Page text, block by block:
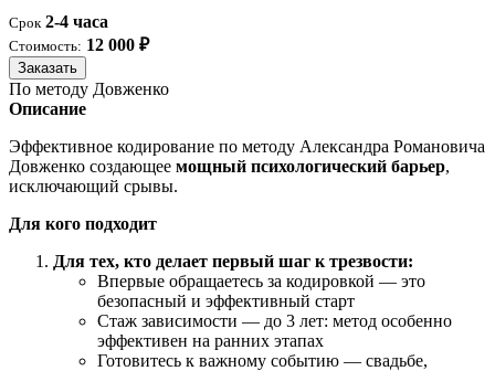
Срок 2-4 часа
Стоимость: 12 000 ₽
Заказать
По методу Довженко
Описание
Эффективное кодирование по методу Александра Романовича
Довженко создающее мощный психологический барьер,
исключающий срывы.
Для кого подходит
Для тех, кто делает первый шаг к трезвости:
Впервые обращаетесь за кодировкой — это
безопасный и эффективный старт
Стаж зависимости — до 3 лет: метод особенно
эффективен на ранних этапах
Готовитесь к важному событию — свадьбе,